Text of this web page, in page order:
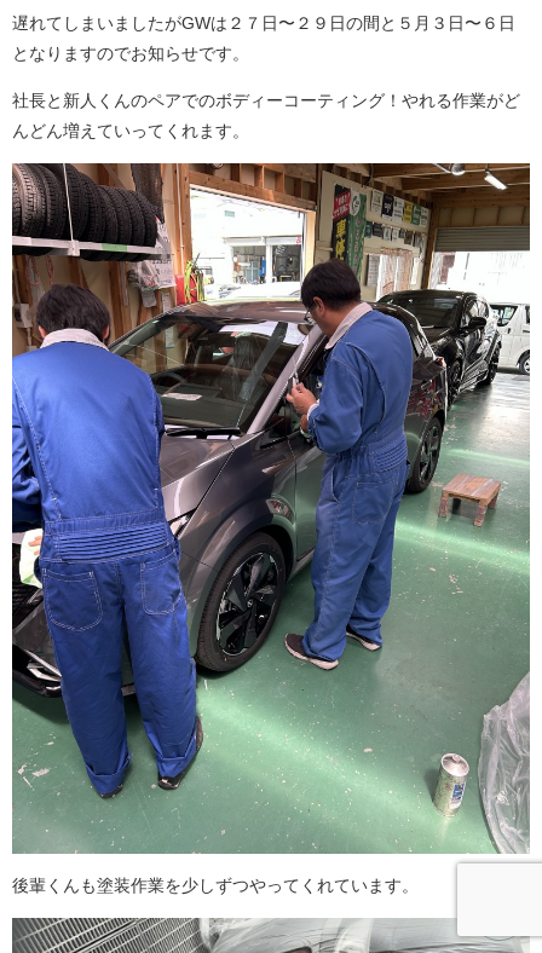
遅れてしまいましたがGWは２７日〜２９日の間と５月３日〜６日
となりますのでお知らせです。
社長と新人くんのペアでのボディーコーティング！やれる作業がど
んどん増えていってくれます。
後輩くんも塗装作業を少しずつやってくれています。